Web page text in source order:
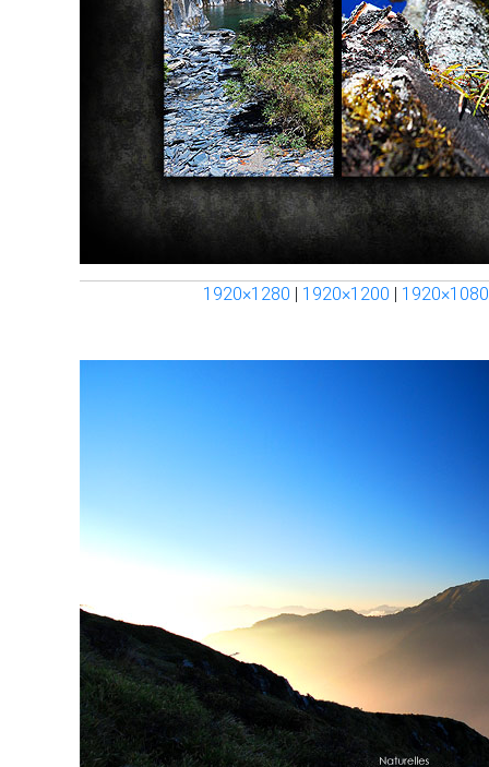
1920×1280 | 1920×1200 | 1920×1080